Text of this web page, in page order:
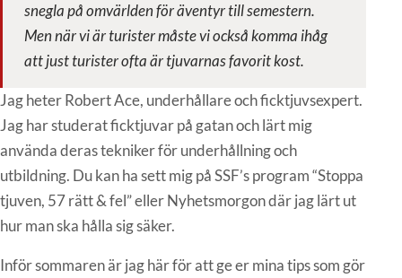
snegla på omvärlden för äventyr till semestern.
Men när vi är turister måste vi också komma ihåg
att just turister ofta är tjuvarnas favorit kost.
Jag heter Robert Ace, underhållare och ficktjuvsexpert.
Jag har studerat ficktjuvar på gatan och lärt mig
använda deras tekniker för underhållning och
utbildning. Du kan ha sett mig på SSF’s program “Stoppa
tjuven, 57 rätt & fel” eller Nyhetsmorgon där jag lärt ut
hur man ska hålla sig säker.
Inför sommaren är jag här för att ge er mina tips som gör